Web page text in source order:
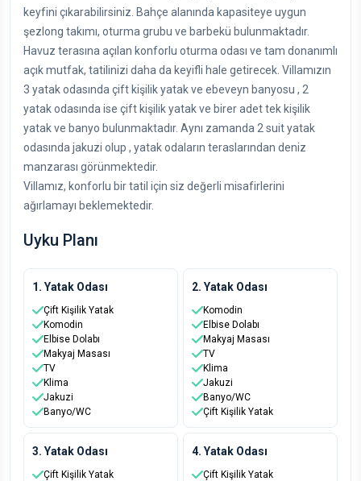
keyfini çıkarabilirsiniz. Bahçe alanında kapasiteye uygun
şezlong takımı, oturma grubu ve barbekü bulunmaktadır.
Havuz terasına açılan konforlu oturma odası ve tam donanımlı
açık mutfak, tatilinizi daha da keyifli hale getirecek. Villamızın
3 yatak odasında çift kişilik yatak ve ebeveyn banyosu , 2
yatak odasında ise çift kişilik yatak ve birer adet tek kişilik
yatak ve banyo bulunmaktadır. Aynı zamanda 2 suit yatak
odasında jakuzi olup , yatak odaların teraslarından deniz
manzarası görünmektedir.
Villamız, konforlu bir tatil için siz değerli misafirlerini
ağırlamayı beklemektedir.
Uyku Planı
1. Yatak Odası
Çift Kişilik Yatak
Komodin
Elbise Dolabı
Makyaj Masası
TV
Klima
Jakuzi
Banyo/WC
2. Yatak Odası
Komodin
Elbise Dolabı
Makyaj Masası
TV
Klima
Jakuzi
Banyo/WC
Çift Kişilik Yatak
3. Yatak Odası
Çift Kişilik Yatak
4. Yatak Odası
Çift Kişilik Yatak